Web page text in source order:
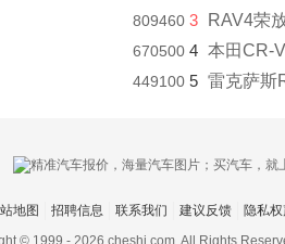
809460
670500
449100
3 RAV4荣
4 本田CR-V
5 雷克萨斯
地图 招聘信息 联系我们 建议反馈 隐私权
© 1999 - 2026 cheshi.com. All Rights